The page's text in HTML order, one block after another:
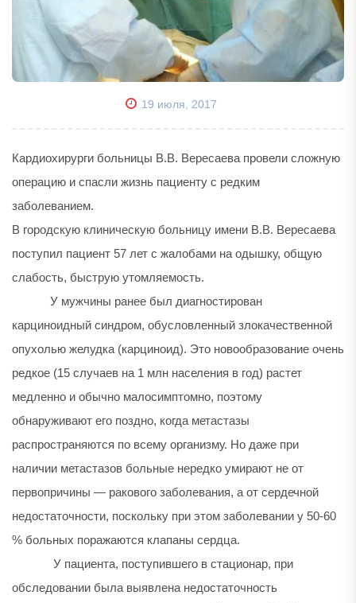
19 июля, 2017
Кардиохирурги больницы В.В. Вересаева провели сложную
операцию и спасли жизнь пациенту с редким
заболеванием.
В городскую клиническую больницу имени В.В. Вересаева
поступил пациент 57 лет с жалобами на одышку, общую
слабость, быструю утомляемость.
У мужчины ранее был диагностирован
карциноидный синдром, обусловленный злокачественной
опухолью желудка (карциноид). Это новообразование очень
редкое (15 случаев на 1 млн населения в год) растет
медленно и обычно малосимптомно, поэтому
обнаруживают его поздно, когда метастазы
распространяются по всему организму. Но даже при
наличии метастазов больные нередко умирают не от
первопричины — ракового заболевания, а от сердечной
недостаточности, поскольку при этом заболевании у 50-60
% больных поражаются клапаны сердца.
У пациента, поступившего в стационар, при
обследовании была выявлена недостаточность